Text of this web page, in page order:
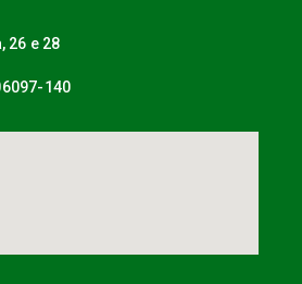
26 e 28
140